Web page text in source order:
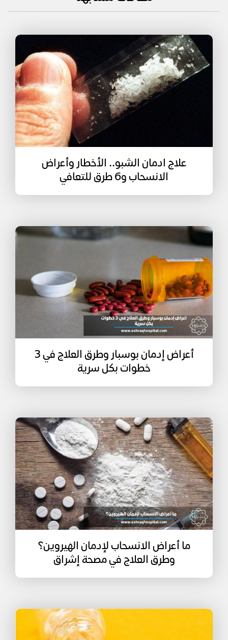
علاج ادمان الشبو.. الأخطار وأعراض
الانسحاب و6 طرق للتعافي
أعراض إدمان بوسبار وطرق العلاج في 3
خطوات بكل سرية
ما أعراض الانسحاب لإدمان الهيروين؟
وطرق العلاج في مصحة إشراق